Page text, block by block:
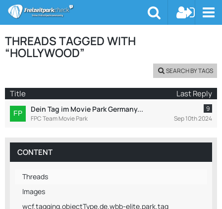
THREADS TAGGED WITH
“HOLLYWOOD”
SEARCH BY TAGS
Title Last Reply
Dein Tag im Movie Park Germany...
9
FPC Team Movie Park
Sep 10th 2024
CONTENT
Threads
Images
wcf.tagging.objectType.de.wbb-elite.park.tag